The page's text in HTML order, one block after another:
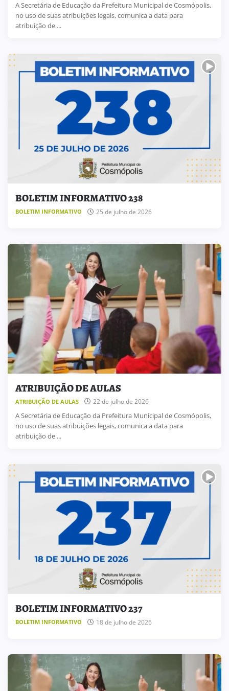
A Secretária de Educação da Prefeitura Municipal de Cosmópolis,
no uso de suas atribuições legais, comunica a data para
atribuição de ...
BOLETIM INFORMATIVO 238
BOLETIM INFORMATIVO 25 de julho de 2026
ATRIBUIÇÃO DE AULAS
ATRIBUIÇÃO DE AULAS 22 de julho de 2026
A Secretária de Educação da Prefeitura Municipal de Cosmópolis,
no uso de suas atribuições legais, comunica a data para
atribuição de ...
BOLETIM INFORMATIVO 237
BOLETIM INFORMATIVO 18 de julho de 2026